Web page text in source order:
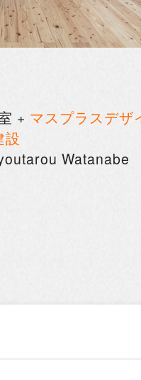
+ マスプラスデザ
設
Watanabe